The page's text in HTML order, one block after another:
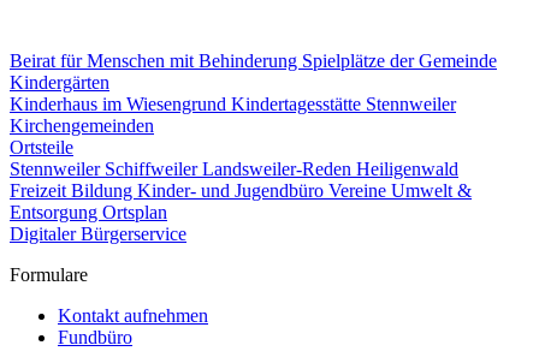
Beirat für Menschen mit Behinderung Spielplätze der Gemeinde
Kindergärten
Kinderhaus im Wiesengrund Kindertagesstätte Stennweiler
Kirchengemeinden
Ortsteile
Stennweiler SchiffweilerLandsweiler-Reden Heiligenwald
Freizeit Bildung Kinder- und Jugendbüro Vereine Umwelt &
Entsorgung Ortsplan
Digitaler Bürgerservice
Formulare
Kontakt aufnehmen
Fundbüro